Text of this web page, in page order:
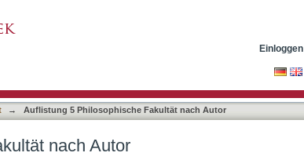
Einloggen
→ Auflistung 5 Philosophische Fakultät nach Autor
nach Autor